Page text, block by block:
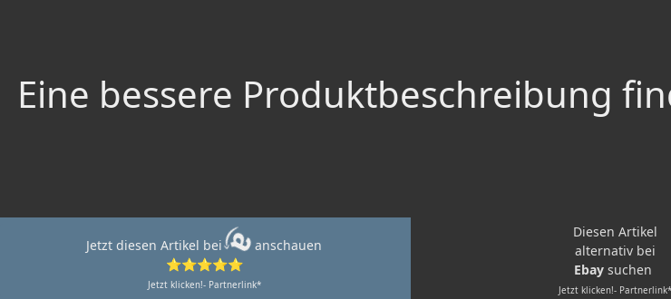
Eine bessere Produktbeschreibung
Jetzt diesen Artikel bei
anschauen
⭐⭐⭐⭐⭐
Jetzt klicken!- Partnerlink*
Diesen Artikel
alternativ bei
Ebay suchen
Jetzt klicken!- Partnerlink*